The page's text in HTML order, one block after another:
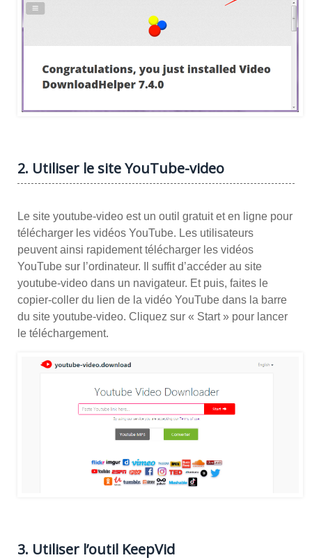
2. Utiliser le site YouTube-video
Le site youtube-video est un outil gratuit et en ligne pour
télécharger les vidéos YouTube. Les utilisateurs
peuvent ainsi rapidement télécharger les vidéos
YouTube sur l’ordinateur. Il suffit d’accéder au site
youtube-video dans un navigateur. Et puis, faites le
copier-coller du lien de la vidéo YouTube dans la barre
du site youtube-video. Cliquez sur « Start » pour lancer
le téléchargement.
3. Utiliser l’outil KeepVid